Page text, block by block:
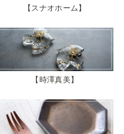
スナオホーム
時澤真美